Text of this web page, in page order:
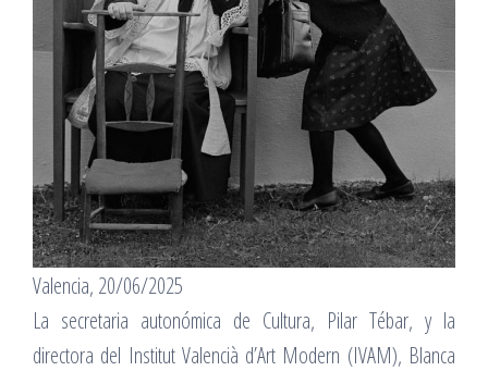
Valencia, 20/06/2025
La secretaria autonómica de Cultura, Pilar Tébar, y la
directora del Institut Valencià d’Art Modern (IVAM), Blanca